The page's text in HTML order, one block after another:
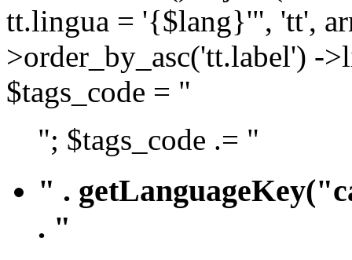
tt.lingua = '{$lang}'", 'tt',
>order_by_asc('tt.label') -
$tags_code = "
"; $tags_code .= "
" .
. "